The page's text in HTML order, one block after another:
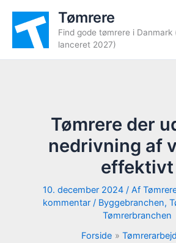
indholdet
Tømrere
Find gode tømrere i Danmark
lanceret 2027)
Tømrere der
nedrivning af
effektivt
10. december 2024 / Af
kommentar / Byggebranchen,
Tømrerbranchen
Forside